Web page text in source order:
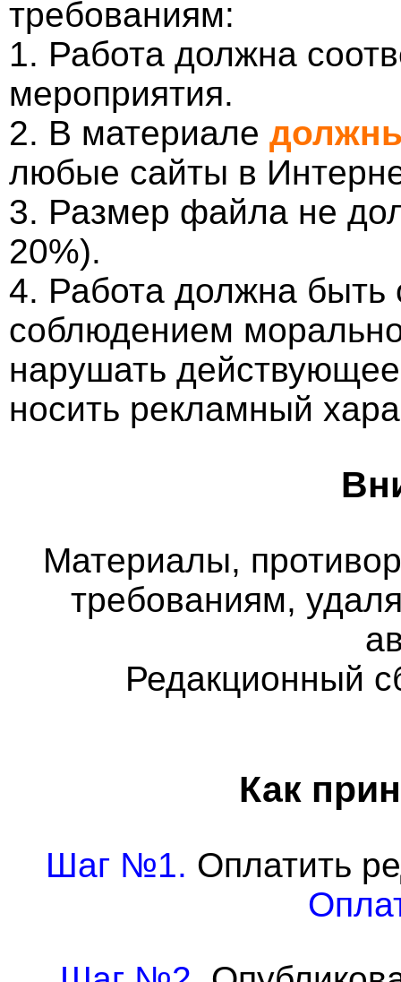
требованиям:
1. Работа должна
мероприятия.
2. В материале
любые сайты в
3. Размер файла не
20%).
4. Работа должна
соблюдением
нарушать
носить рекламный
Материалы,
требованиям,
Редакционный
Как
Шаг №1. Оплатить